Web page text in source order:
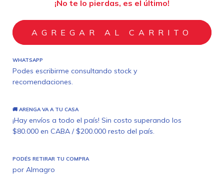
¡No te lo pierdas, es el último!
WHATSAPP
Podes escribirme consultando stock y
recomendaciones.
🚚 ARENGA VA A TU CASA
¡Hay envíos a todo el país! Sin costo superando los
$80.000 en CABA / $200.000 resto del país.
PODÉS RETIRAR TU COMPRA
por Almagro